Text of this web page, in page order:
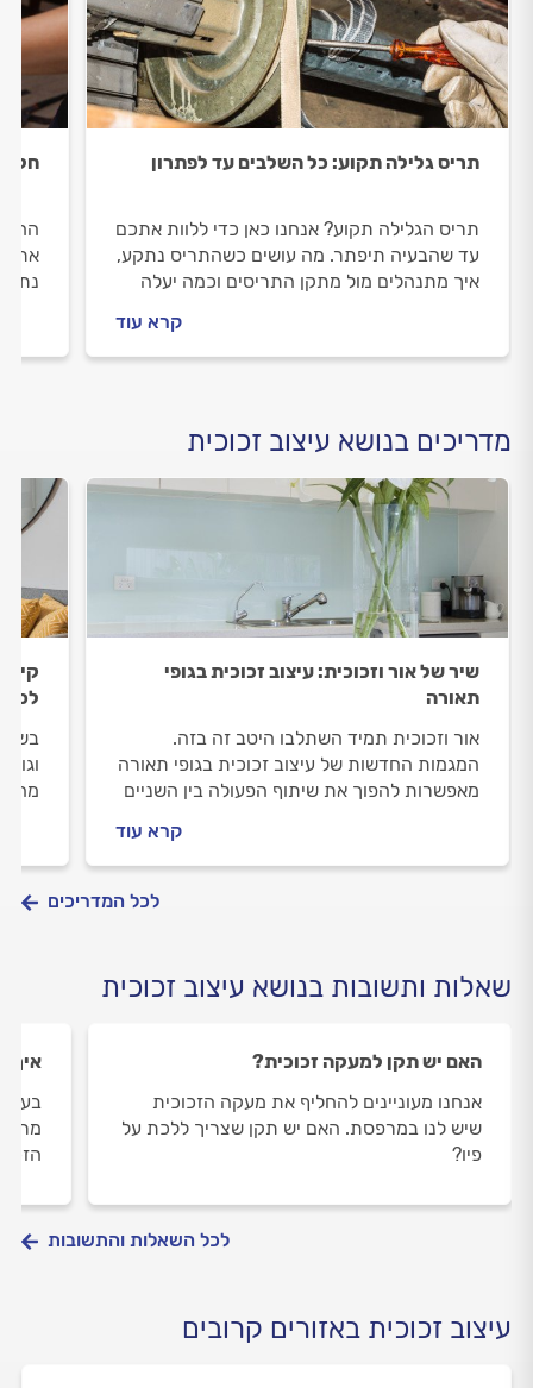
תריס גלילה תקוע: כל השלבים עד לפתרון
תריס הגלילה תקוע? אנחנו כאן כדי ללוות אתכם
עד שהבעיה תיפתר. מה עושים כשהתריס נתקע,
איך מתנהלים מול מתקן התריסים וכמה יעלה
קרא עוד
מדריכים בנושא עיצוב זכוכית
שיר של אור וזכוכית: עיצוב זכוכית בגופי
תאורה
אור וזכוכית תמיד השתלבו היטב זה בזה.
המגמות החדשות של עיצוב זכוכית בגופי תאורה
מאפשרות להפוך את שיתוף הפעולה בין השניים
קרא עוד
קיר
לכם
מה
לכל המדריכים
שאלות ותשובות בנושא עיצוב זכוכית
האם יש תקן למעקה זכוכית?
אנחנו מעוניינים להחליף את מעקה הזכוכית
שיש לנו במרפסת. האם יש תקן שצריך ללכת על
פיו?
איך
לכל השאלות והתשובות
עיצוב זכוכית באזורים קרובים